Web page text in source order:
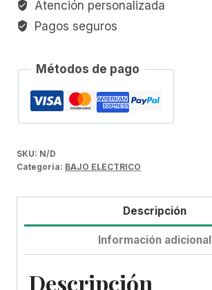
Atención personalizada
Pagos seguros
Métodos de pago
SKU: N/D
Categoría: BAJO ELECTRICO
Descripción
Información adicional
Descripción